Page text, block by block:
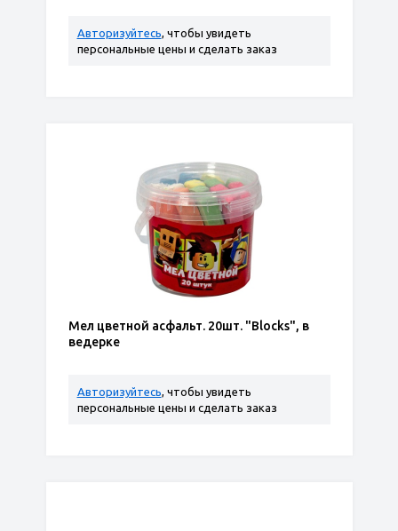
Авторизуйтесь, чтобы увидеть
персональные цены и сделать заказ
Мел цветной асфальт. 20шт. "Blocks", в
ведерке
Авторизуйтесь, чтобы увидеть
персональные цены и сделать заказ